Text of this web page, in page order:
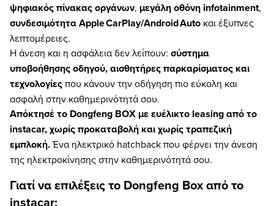
ψηφιακός πίνακας οργάνων, μεγάλη οθόνη infotainment,
συνδεσιμότητα Apple CarPlay/Android Auto και έξυπνες
λεπτομέρειες.
Η άνεση και η ασφάλεια δεν λείπουν: σύστημα
υποβοήθησης οδηγού, αισθητήρες παρκαρίσματος και
τεχνολογίεςπου κάνουν την οδήγηση πιο εύκολη και
ασφαλή στην καθημερινότητά σου.
Απόκτησέ το Dongfeng BOX με ευέλικτο leasing από το
instacar, χωρίς προκαταβολή και χωρίς τραπεζική
εμπλοκή.Ένα ηλεκτρικό hatchback που φέρνει την άνεση
της ηλεκτροκίνησης στην καθημερινότητά σου.
Γιατί να επιλέξεις το Dongfeng Box από το
instacar;